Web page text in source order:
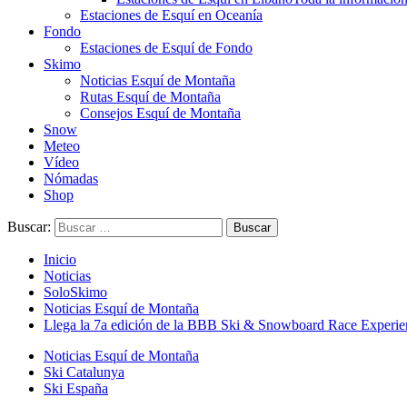
Estaciones de Esquí en Oceanía
Fondo
Estaciones de Esquí de Fondo
Skimo
Noticias Esquí de Montaña
Rutas Esquí de Montaña
Consejos Esquí de Montaña
Snow
Meteo
Vídeo
Nómadas
Shop
Buscar:
Inicio
Noticias
SoloSkimo
Noticias Esquí de Montaña
Llega la 7a edición de la BBB Ski & Snowboard Race
Noticias Esquí de Montaña
Ski Catalunya
Ski España